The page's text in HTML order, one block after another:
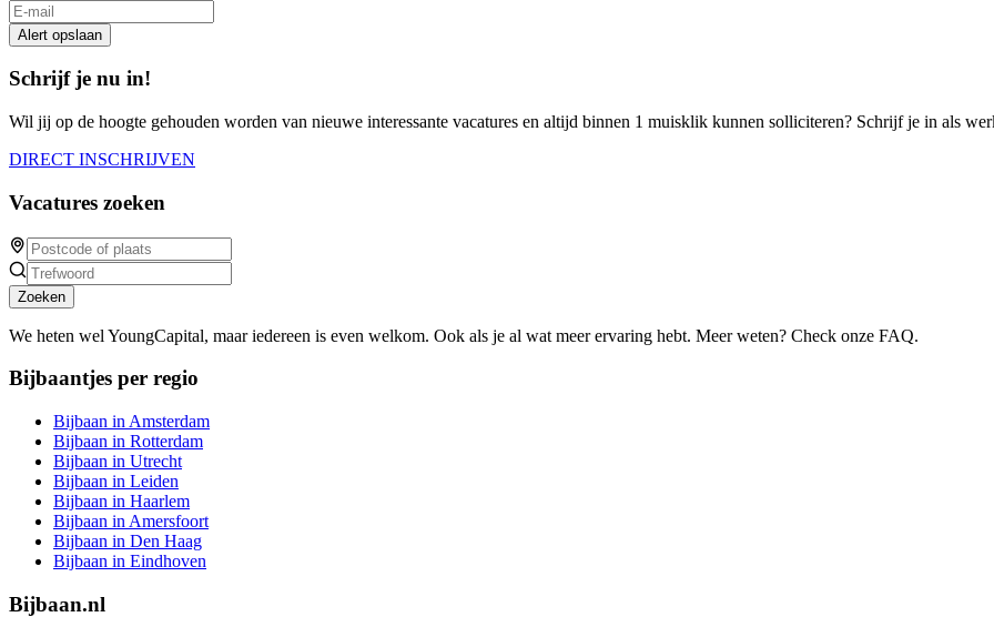
Alert opslaan
Schrijf je nu in!
Wil jij op de hoogte gehouden worden van nieuwe interessante vacatures en altijd binnen 1 muisklik kunnen solliciteren? Schrijf je in als
DIRECT INSCHRIJVEN
Vacatures zoeken
Zoeken
We heten wel YoungCapital, maar iedereen is even welkom. Ook als je al wat meer ervaring hebt. Meer weten? Check onze FAQ.
Bijbaantjes per regio
Bijbaan in Amsterdam
Bijbaan in Rotterdam
Bijbaan in Utrecht
Bijbaan in Leiden
Bijbaan in Haarlem
Bijbaan in Amersfoort
Bijbaan in Den Haag
Bijbaan in Eindhoven
Bijbaan.nl